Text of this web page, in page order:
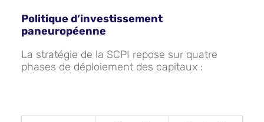
Politique d’investissement
paneuropéenne
La stratégie de la SCPI repose sur quatre
phases de déploiement des capitaux :